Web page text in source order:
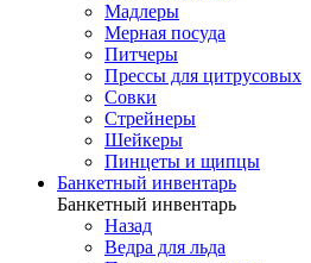
Мадлеры
Мерная посуда
Питчеры
Прессы для цитрусовых
Совки
Стрейнеры
Шейкеры
Пинцеты и щипцы
Банкетный инвентарь
Банкетный инвентарь
Назад
Ведра для льда